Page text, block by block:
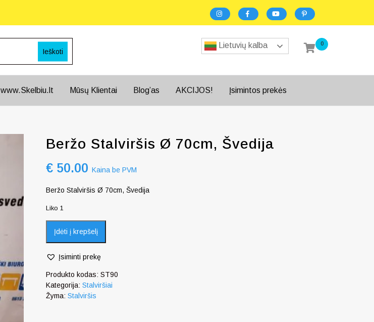
Ieškoti
Lietuvių kalba 0
www.Skelbiu.lt Mūsų Klientai Blog’as AKCIJOS! Įsimintos prekės
Beržo Stalviršis Ø 70cm, Švedija
€ 50.00 Kaina be PVM
Beržo Stalviršis Ø 70cm, Švedija
Liko 1
Įdėti į krepšelį
Įsiminti prekę
Produkto kodas:ST90
Kategorija:Stalviršiai
Žyma:Stalviršis